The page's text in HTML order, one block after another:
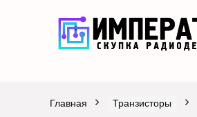
Главная Транзисторы